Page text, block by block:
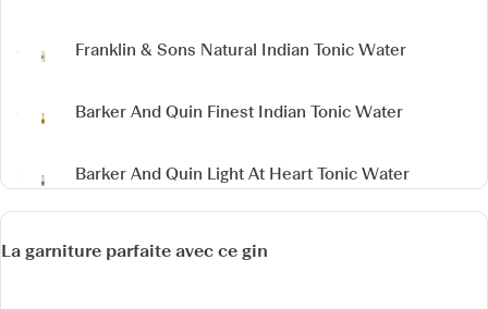
Franklin & Sons Natural Indian Tonic Water
Barker And Quin Finest Indian Tonic Water
Barker And Quin Light At Heart Tonic Water
La garniture parfaite avec ce gin